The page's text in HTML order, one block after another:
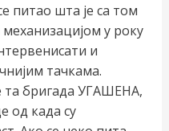
питао шта је са том
механизацијом у року
и
тачкама.
та бригада УГАШЕНА,
од када су